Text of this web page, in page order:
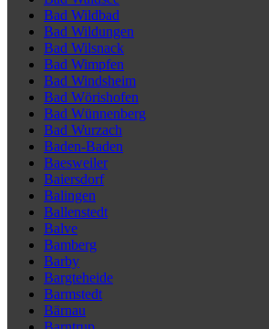
Bad Wildbad
Bad Wildungen
Bad Wilsnack
Bad Wimpfen
Bad Windsheim
Bad Wörishofen
Bad Wünnenberg
Bad Wurzach
Baden-Baden
Baesweiler
Baiersdorf
Balingen
Ballenstedt
Balve
Bamberg
Barby
Bargteheide
Barmstedt
Bärnau